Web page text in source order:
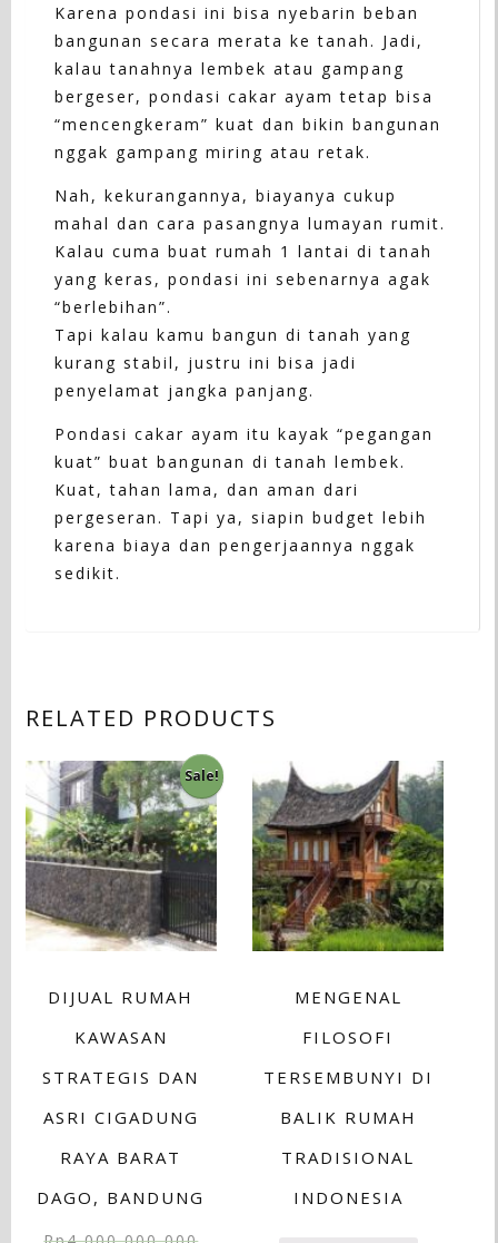
Karena pondasi ini bisa nyebarin beban
bangunan secara merata ke tanah. Jadi,
kalau tanahnya lembek atau gampang
bergeser, pondasi cakar ayam tetap bisa
“mencengkeram” kuat dan bikin bangunan
nggak gampang miring atau retak.
Nah, kekurangannya, biayanya cukup
mahal dan cara pasangnya lumayan rumit.
Kalau cuma buat rumah 1 lantai di tanah
yang keras, pondasi ini sebenarnya agak
“berlebihan”.
Tapi kalau kamu bangun di tanah yang
kurang stabil, justru ini bisa jadi
penyelamat jangka panjang.
Pondasi cakar ayam itu kayak “pegangan
kuat” buat bangunan di tanah lembek.
Kuat, tahan lama, dan aman dari
pergeseran. Tapi ya, siapin budget lebih
karena biaya dan pengerjaannya nggak
sedikit.
RELATED PRODUCTS
Sale!
DIJUAL RUMAH
KAWASAN
STRATEGIS DAN
ASRI CIGADUNG
RAYA BARAT
DAGO, BANDUNG
MENGENAL
FILOSOFI
TERSEMBUNYI DI
BALIK RUMAH
TRADISIONAL
INDONESIA